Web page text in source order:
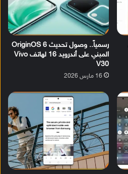
رسمياً.. وصول تحديث OriginOS 6
المبني على أندرويد 16 لهاتف Vivo
V30
16 مارس 2026